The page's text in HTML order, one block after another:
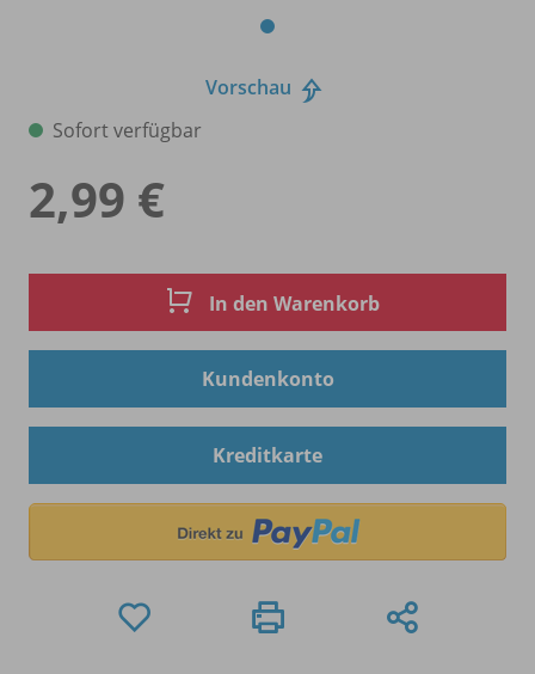
Vorschau
Sofort verfügbar
2,99 €
In den Warenkorb
Kundenkonto
Kreditkarte